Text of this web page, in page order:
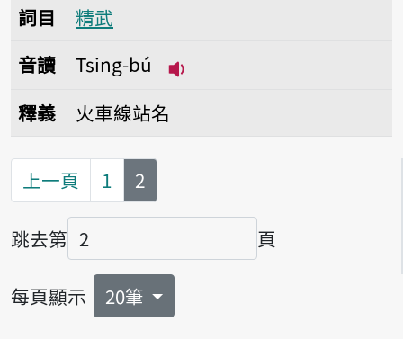
詞目
精武
音讀
Tsing-bú
釋義 火車線站名
上一頁 1 第
2
跳去第
頁碼
頁
每頁顯示 20筆